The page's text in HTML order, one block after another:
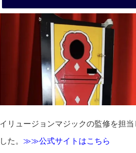
イリュージョンマジックの監修を担当
した。 ≫≫公式サイトはこちら